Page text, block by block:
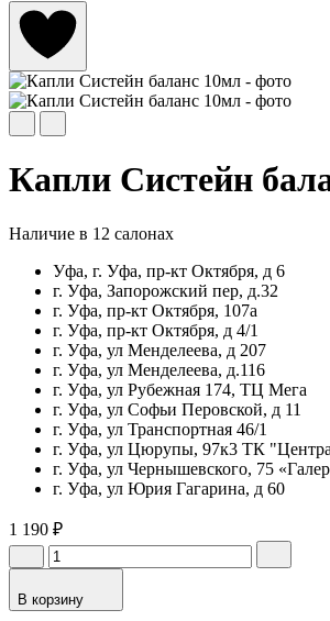
Капли Систейн
Наличие в 12 салонах
Уфа, г. Уфа, пр-кт Октября, д 6
г. Уфа, Запорожский пер, д.32
г. Уфа, пр-кт Октября, 107а
г. Уфа, пр-кт Октября, д 4/1
г. Уфа, ул Менделеева, д 207
г. Уфа, ул Менделеева, д.116
г. Уфа, ул Рубежная 174, ТЦ Мега
г. Уфа, ул Софьи Перовской, д 11
г. Уфа, ул Транспортная 46/1
г. Уфа, ул Цюрупы, 97к3 ТК
г. Уфа, ул Чернышевского, 75
г. Уфа, ул Юрия Гагарина, д 60
1 190 ₽
В корзину